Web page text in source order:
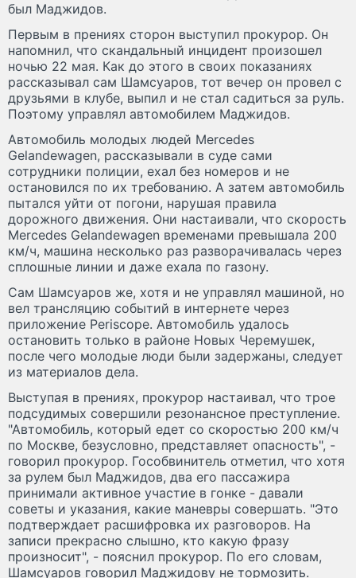
был Маджидов.
Первым в прениях сторон выступил прокурор. Он
напомнил, что скандальный инцидент произошел
ночью 22 мая. Как до этого в своих показаниях
рассказывал сам Шамсуаров, тот вечер он провел с
друзьями в клубе, выпил и не стал садиться за руль.
Поэтому управлял автомобилем Маджидов.
Автомобиль молодых людей Mercedes
Gelandewagen, рассказывали в суде сами
сотрудники полиции, ехал без номеров и не
остановился по их требованию. А затем автомобиль
пытался уйти от погони, нарушая правила
дорожного движения. Они настаивали, что скорость
Mercedes Gelandewagen временами превышала 200
км/ч, машина несколько раз разворачивалась через
сплошные линии и даже ехала по газону.
Сам Шамсуаров же, хотя и не управлял машиной, но
вел трансляцию событий в интернете через
приложение Periscope. Автомобиль удалось
остановить только в районе Новых Черемушек,
после чего молодые люди были задержаны, следует
из материалов дела.
Выступая в прениях, прокурор настаивал, что трое
подсудимых совершили резонансное преступление.
"Автомобиль, который едет со скоростью 200 км/ч
по Москве, безусловно, представляет опасность", -
говорил прокурор. Гособвинитель отметил, что хотя
за рулем был Маджидов, два его пассажира
принимали активное участие в гонке - давали
советы и указания, какие маневры совершать. "Это
подтверждает расшифровка их разговоров. На
записи прекрасно слышно, кто какую фразу
произносит", - пояснил прокурор. По его словам,
Шамсуаров говорил Маджидову не тормозить.